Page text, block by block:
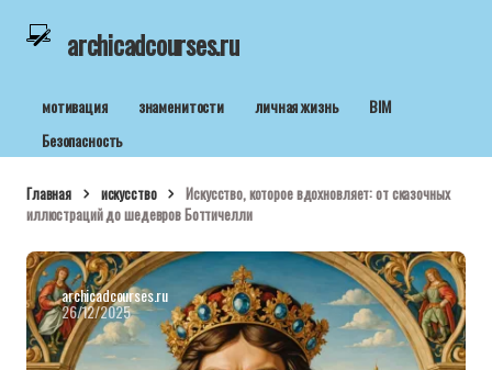
archicadcourses.ru
мотивация знаменитости личная жизнь
BIM
Безопасность
Главная искусство
Искусство, которое вдохновляет: от сказочных
иллюстраций до шедевров Боттичелли
archicadcourses.ru
26/12/2025